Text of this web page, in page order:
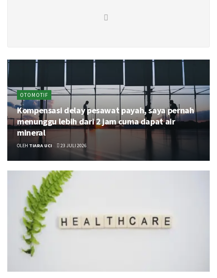
OTOMOTIF
Kompensasi delay pesawat payah, saya pernah
menunggu lebih dari 2 jam cuma dapat air
mineral
OLEH TIARA UCI 23 JULI 2026